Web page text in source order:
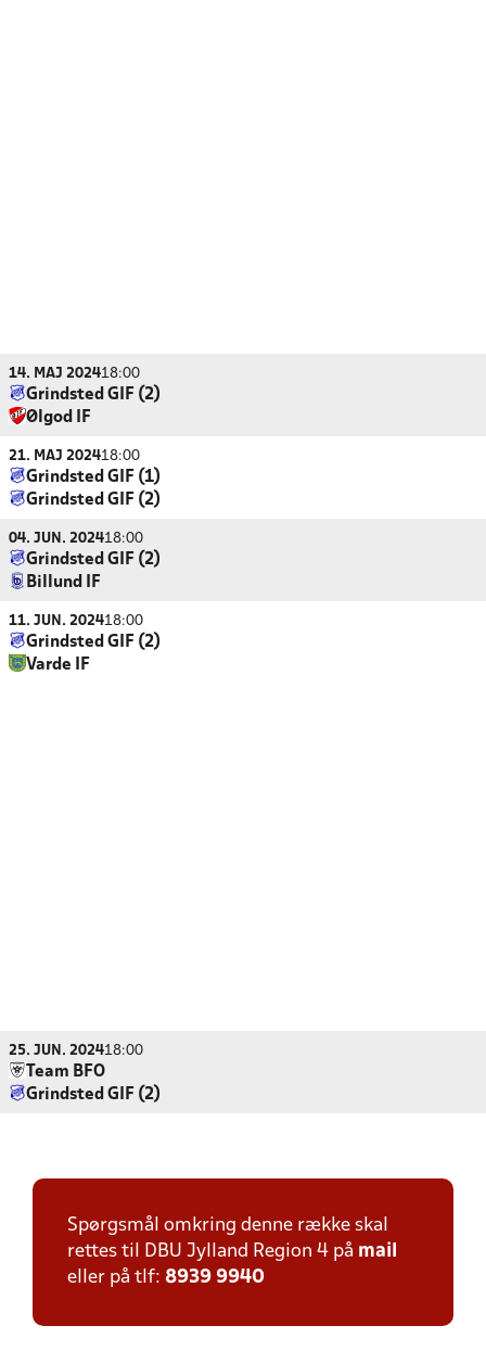
14. MAJ 202418:00
Grindsted GIF (2)
Ølgod IF
21. MAJ 202418:00
Grindsted GIF (1)
Grindsted GIF (2)
04. JUN. 202418:00
Grindsted GIF (2)
Billund IF
11. JUN. 202418:00
Grindsted GIF (2)
Varde IF
25. JUN. 202418:00
Team BFO
Grindsted GIF (2)
Spørgsmål omkring denne række skal
rettes til DBU Jylland Region 4 på mail
eller på tlf: 8939 9940